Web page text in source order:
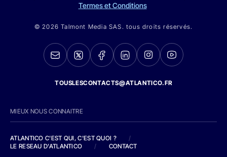
Termes et Conditions
© 2026 Talmont Media SAS. tous droits réservés.
TOUSLESCONTACTS@ATLANTICO.FR
MIEUX NOUS CONNAITRE
ATLANTICO C'EST QUI, C'EST QUOI ?
/
LE RESEAU D'ATLANTICO
/ CONTACT